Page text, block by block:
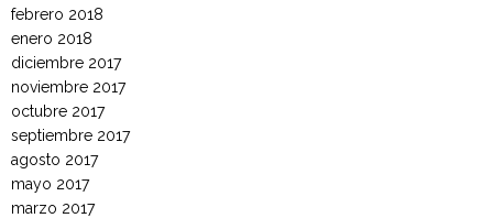
febrero 2018
enero 2018
diciembre 2017
noviembre 2017
octubre 2017
septiembre 2017
agosto 2017
mayo 2017
marzo 2017